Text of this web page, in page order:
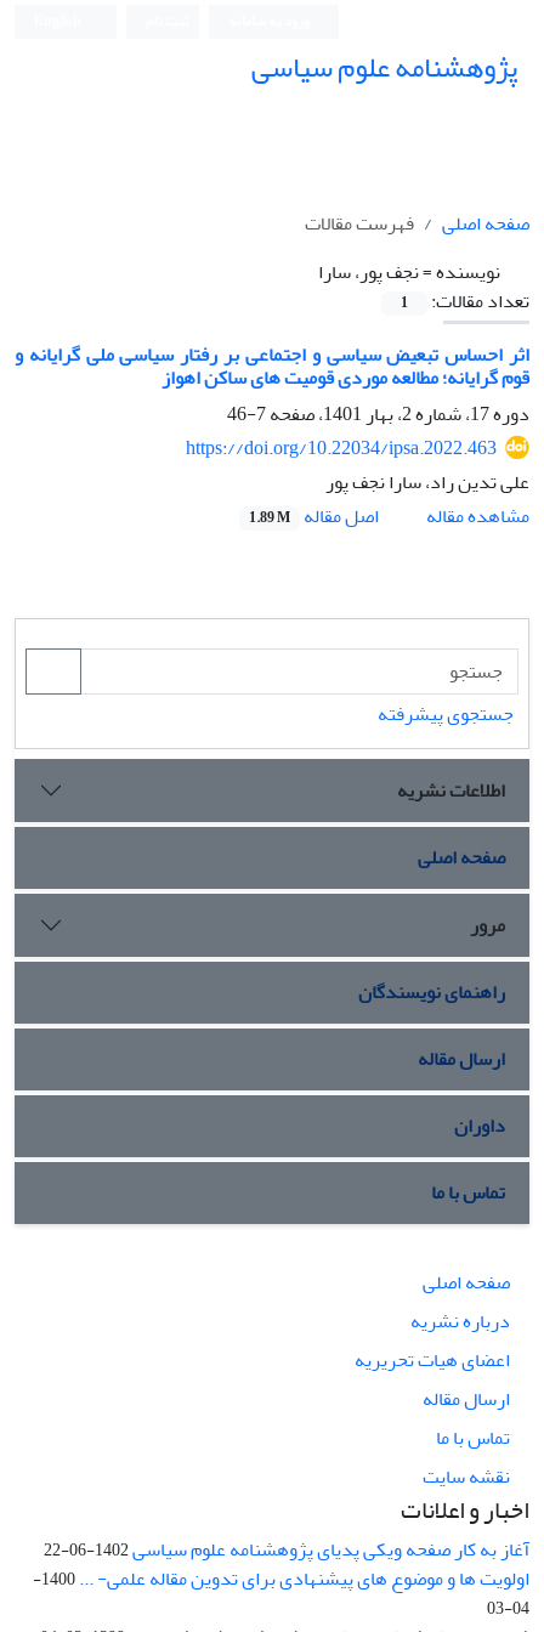
پژوهشنامه علوم سیاسی
صفحه اصلی
فهرست مقالات
نویسنده =نجف پور، سارا
تعداد مقالات:
1
اثر احساس تبعیض سیاسی و اجتماعی بر رفتار سیاسی ملی گرایانه و
قوم گرایانه؛ مطالعه موردی قومیت های ساکن اهواز
دوره 17، شماره 2، بهار 1401، صفحه
7-46
https://doi.org/10.22034/ipsa.2022.463
علی تدین راد، سارا نجف پور
مشاهده مقاله
اصل مقاله 1.89 M
جستجوی پیشرفته
اطلاعات نشریه
صفحه اصلی
مرور
راهنمای نویسندگان
ارسال مقاله
داوران
تماس با ما
صفحه اصلی
درباره نشریه
اعضای هیات تحریریه
ارسال مقاله
تماس با ما
نقشه سایت
اخبار و اعلانات
آغاز به کار صفحه ویکی پدیای پژوهشنامه علوم سیاسی1402-06-22
اولویت ها و موضوع های پیشنهادی برای تدوین مقاله علمی- ...
1400-
04-03